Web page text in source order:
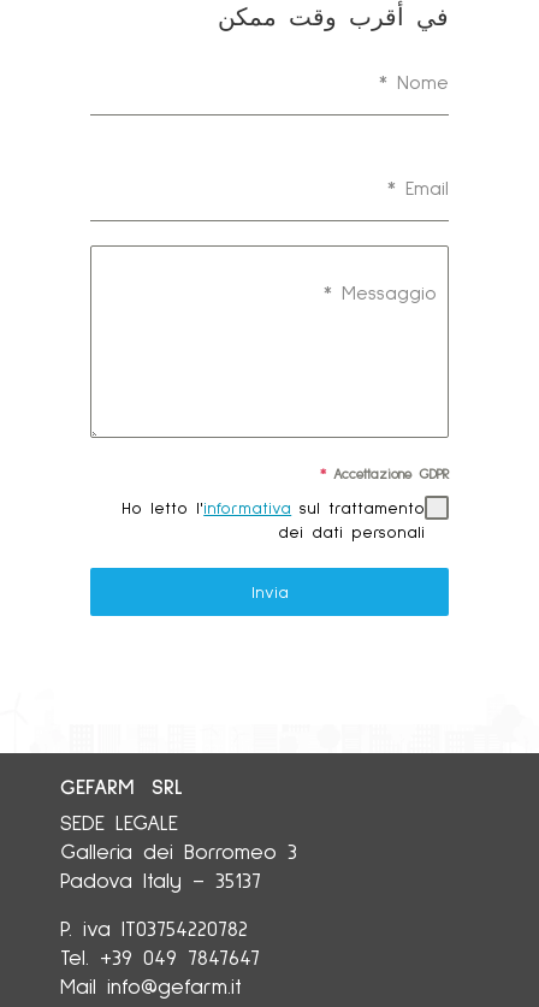
في أقرب وقت ممكن
Nome
*
Email
*
Messaggio
*
Accettazione GDPR
*
Ho letto l'informativa sul trattamento
dei dati personali
Invia
GEFARM SRL
SEDE LEGALE
Galleria dei Borromeo 3
35137 – Padova Italy
P. iva IT03754220782
Tel. +39 049 7847647
Mail info@gefarm.it